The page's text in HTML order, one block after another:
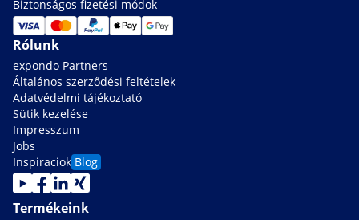
Biztonságos fizetési módok
Rólunk
expondo Partners
Általános szerződési feltételek
Adatvédelmi tájékoztató
Sütik kezelése
Impresszum
Jobs
Inspiraciok Blog
Termékeink